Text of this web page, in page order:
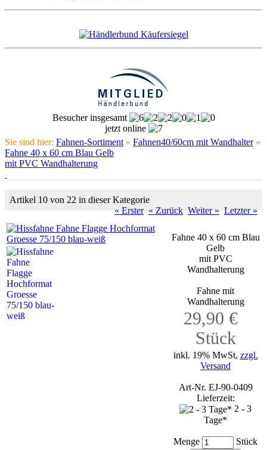
Besucher insgesamt
jetzt online
Sie sind hier: Fahnen-Sortiment » Fahnen40/60cm mit Wandhalter»
Fahne 40 x 60 cm Blau Gelb
mit PVC Wandhalterung
Artikel 10 von 22 in dieser Kategorie
« Erster « Zurück Weiter » Letzter »
Fahne 40 x 60 cm Blau
Gelb
mit PVC
Wandhalterung
Fahne mit
Wandhalterung
29,90 €
Stück
inkl. 19% MwSt, zzgl.
Versand
Art-Nr. EJ-90-0409
Lieferzeit:
2 - 3
Tage*
Menge Stück